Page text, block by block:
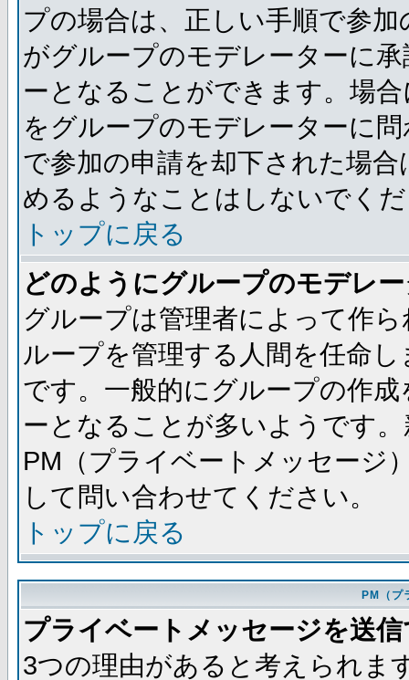
プの場合は、正しい手順で参
がグループのモデレーターに
ーとなることができます。場
をグループのモデレーターに
で参加の申請を却下された場
めるようなことはしないでく
トップに戻る
どのようにグループのモデレ
グループは管理者によって作
ループを管理する人間を任命
です。一般的にグループの作
ーとなることが多いようです
PM（プライベートメッセージ
して問い合わせてください。
トップに戻る
PM（プ
プライベートメッセージを送
3つの理由があると考えられま